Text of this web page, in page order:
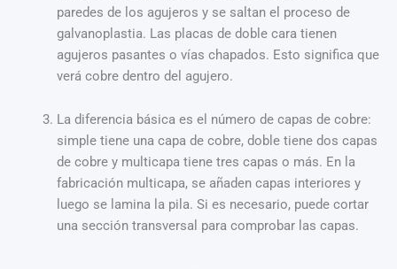
paredes de los agujeros y se saltan el proceso de
galvanoplastia. Las placas de doble cara tienen
agujeros pasantes o vías chapados. Esto significa que
verá cobre dentro del agujero.
La diferencia básica es el número de capas de cobre:
simple tiene una capa de cobre, doble tiene dos capas
de cobre y multicapa tiene tres capas o más. En la
fabricación multicapa, se añaden capas interiores y
luego se lamina la pila. Si es necesario, puede cortar
una sección transversal para comprobar las capas.